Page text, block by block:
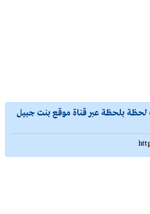
لحظة بلحظة عبر قناة موقع بنت جبيل